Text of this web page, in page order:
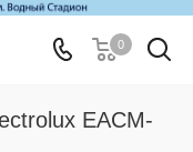
0
EACM-